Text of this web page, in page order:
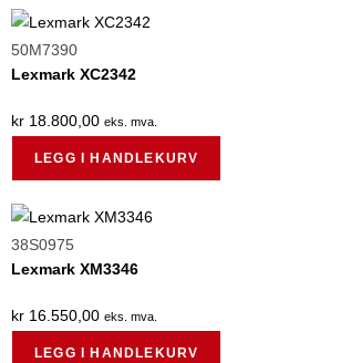
50M7390
Lexmark XC2342
kr 18.800,00 eks. mva.
LEGG I HANDLEKURV
38S0975
Lexmark XM3346
kr 16.550,00 eks. mva.
LEGG I HANDLEKURV